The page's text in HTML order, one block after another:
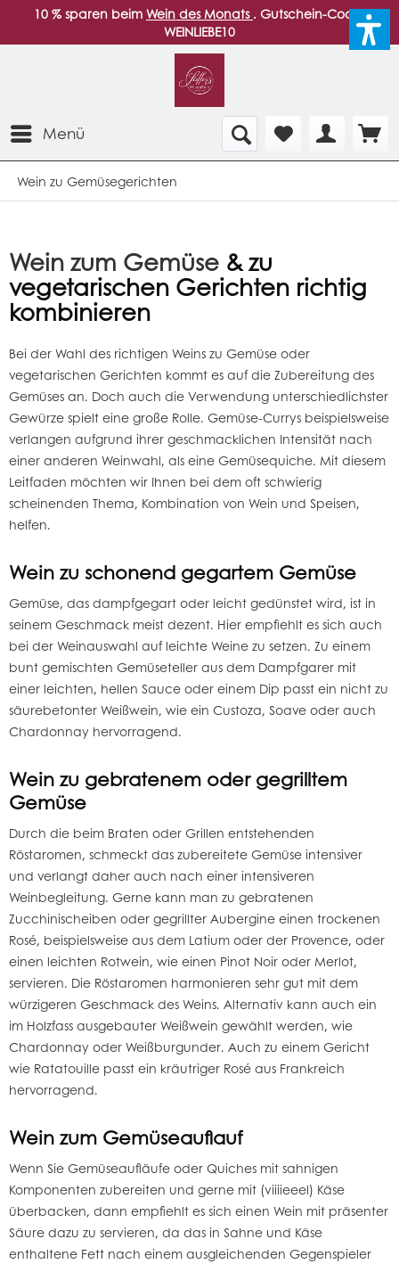
10 % sparen beim Wein des Monats . Gutschein-Code:
WEINLIEBE10
Menü
Wein zu Gemüsegerichten
Wein zum Gemüse & zu
vegetarischen Gerichten richtig
kombinieren
Bei der Wahl des richtigen Weins zu Gemüse oder
vegetarischen Gerichten kommt es auf die Zubereitung des
Gemüses an. Doch auch die Verwendung unterschiedlichster
Gewürze spielt eine große Rolle. Gemüse-Currys beispielsweise
verlangen aufgrund ihrer geschmacklichen Intensität nach
einer anderen Weinwahl, als eine Gemüsequiche. Mit diesem
Leitfaden möchten wir Ihnen bei dem oft schwierig
scheinenden Thema, Kombination von Wein und Speisen,
helfen.
Wein zu schonend gegartem Gemüse
Gemüse, das dampfgegart oder leicht gedünstet wird, ist in
seinem Geschmack meist dezent. Hier empfiehlt es sich auch
bei der Weinauswahl auf leichte Weine zu setzen. Zu einem
bunt gemischten Gemüseteller aus dem Dampfgarer mit
einer leichten, hellen Sauce oder einem Dip passt ein nicht zu
säurebetonter Weißwein, wie ein Custoza, Soave oder auch
Chardonnay hervorragend.
Wein zu gebratenem oder gegrilltem
Gemüse
Durch die beim Braten oder Grillen entstehenden
Röstaromen, schmeckt das zubereitete Gemüse intensiver
und verlangt daher auch nach einer intensiveren
Weinbegleitung. Gerne kann man zu gebratenen
Zucchinischeiben oder gegrillter Aubergine einen trockenen
Rosé, beispielsweise aus dem Latium oder der Provence, oder
einen leichten Rotwein, wie einen Pinot Noir oder Merlot,
servieren. Die Röstaromen harmonieren sehr gut mit dem
würzigeren Geschmack des Weins. Alternativ kann auch ein
im Holzfass ausgebauter Weißwein gewählt werden, wie
Chardonnay oder Weißburgunder. Auch zu einem Gericht
wie Ratatouille passt ein kräutriger Rosé aus Frankreich
hervorragend.
Wein zum Gemüseauflauf
Wenn Sie Gemüseaufläufe oder Quiches mit sahnigen
Komponenten zubereiten und gerne mit (viiiieeel) Käse
überbacken, dann empfiehlt es sich einen Wein mit präsenter
Säure dazu zu servieren, da das in Sahne und Käse
enthaltene Fett nach einem ausgleichenden Gegenspieler